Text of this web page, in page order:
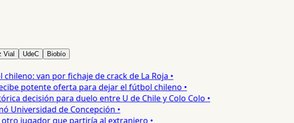
Vial UdeC Biobío
van por fichaje de crack de La Roja •
potente oferta para dejar el fútbol chileno •
decisión para duelo entre U de Chile y Colo Colo •
de Concepción •
jugador que partiría al extranjero •